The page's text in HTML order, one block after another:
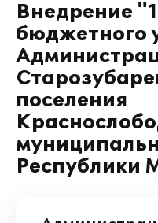
Внедрение
бюджетного
поселения
Республики